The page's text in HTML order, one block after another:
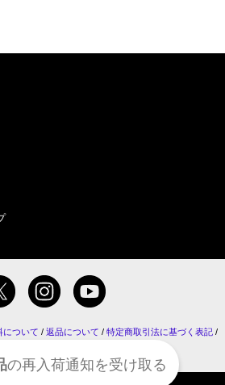
について / 返品について / 特定商取引法に基づく表記/
の再入荷通知を受け取る